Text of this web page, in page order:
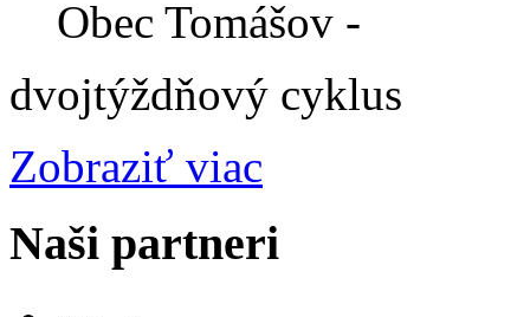
Obec Tomášov -
dvojtýždňový cyklus
Zobraziť viac
Naši partneri